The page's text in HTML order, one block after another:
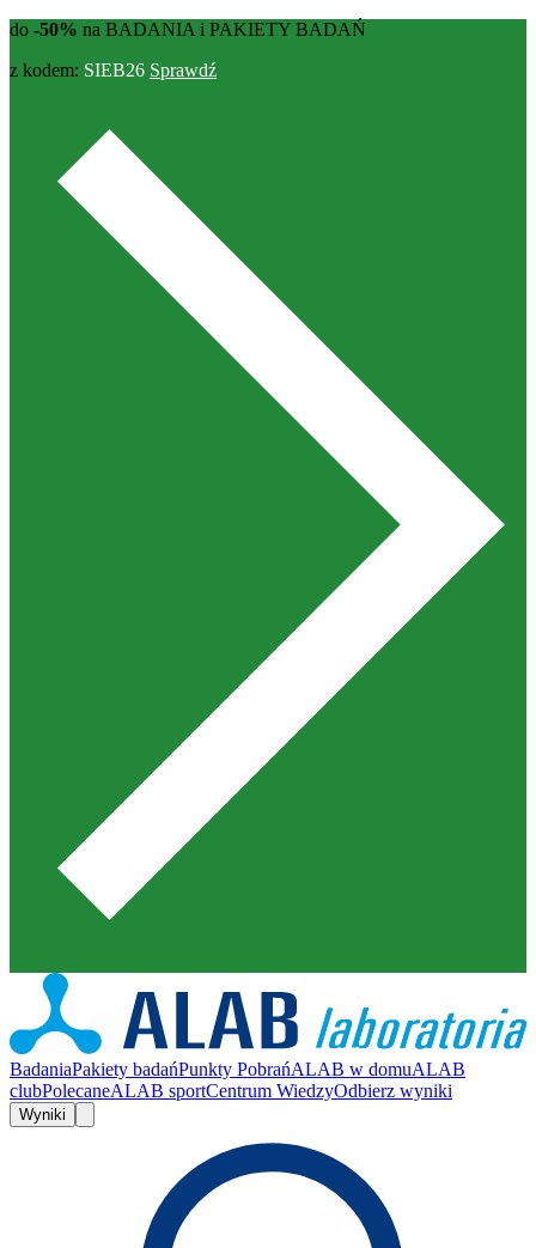
do -50% na BADANIA i PAKIETY BADAŃ
z kodem: SIEB26 Sprawdź
BadaniaPakiety badańPunkty PobrańALAB w domuALAB
clubPolecaneALAB sportCentrum WiedzyOdbierz wyniki
Wyniki